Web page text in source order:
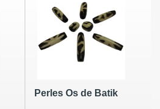
Perles Os de Batik